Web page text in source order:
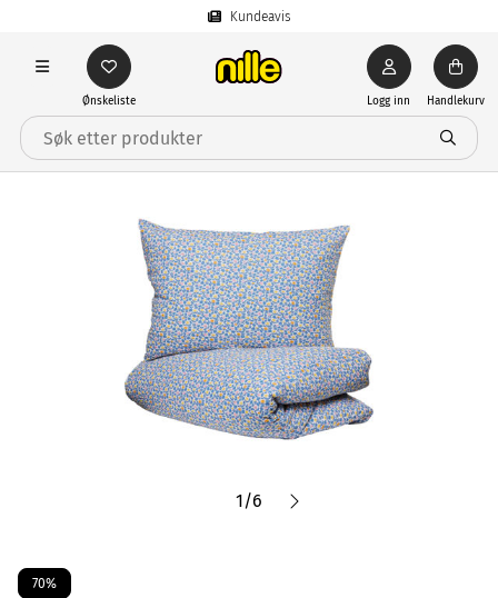
Kundeavis
Ønskeliste Logg inn Handlekurv
1/6
70%